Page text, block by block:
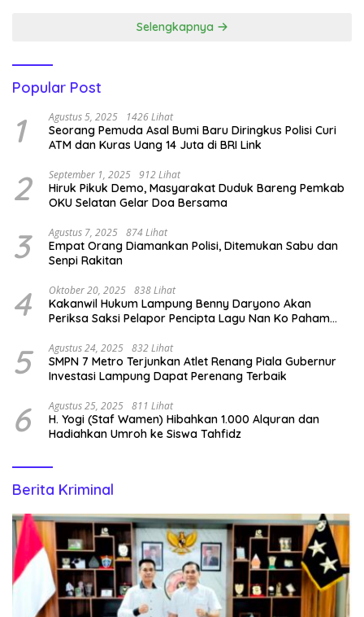
Selengkapnya
Popular Post
1 Agustus 5, 2025 1426 Lihat
Seorang Pemuda Asal Bumi Baru Diringkus Polisi Curi
ATM dan Kuras Uang 14 Juta di BRI Link
2 September 1, 2025 912 Lihat
Hiruk Pikuk Demo, Masyarakat Duduk Bareng Pemkab
OKU Selatan Gelar Doa Bersama
3 Agustus 7, 2025 874 Lihat
Empat Orang Diamankan Polisi, Ditemukan Sabu dan
Senpi Rakitan
4 Oktober 20, 2025 838 Lihat
Kakanwil Hukum Lampung Benny Daryono Akan
Periksa Saksi Pelapor Pencipta Lagu Nan Ko Paham
5 Agustus 24, 2025 832 Lihat
SMPN 7 Metro Terjunkan Atlet Renang Piala Gubernur
Investasi Lampung Dapat Perenang Terbaik
6 Agustus 25, 2025 811 Lihat
H. Yogi (Staf Wamen) Hibahkan 1.000 Alquran dan
Hadiahkan Umroh ke Siswa Tahfidz
Berita Kriminal